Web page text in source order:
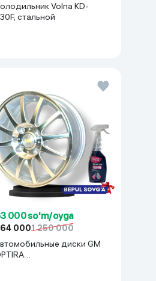
Volna KD-
230F, стальной
000 so'm/oyga
0001 250 000
диски GM